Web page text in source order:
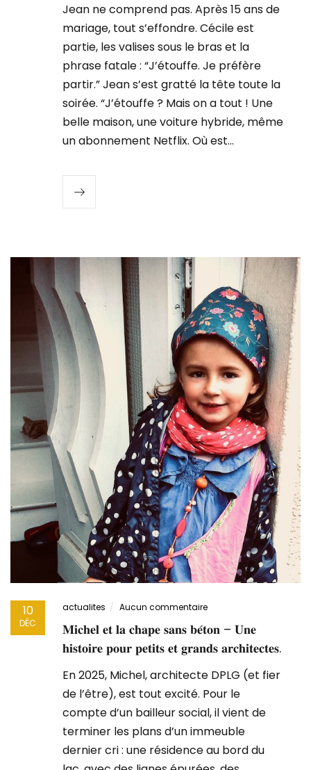
Jean ne comprend pas. Après 15 ans de
mariage, tout s’effondre. Cécile est
partie, les valises sous le bras et la
phrase fatale : “J’étouffe. Je préfère
partir.” Jean s’est gratté la tête toute la
soirée. “J’étouffe ? Mais on a tout ! Une
belle maison, une voiture hybride, même
un abonnement Netflix. Où est…
10
DÉC
actualites Aucun commentaire
𝐌𝐢𝐜𝐡𝐞𝐥 𝐞𝐭 𝐥𝐚 𝐜𝐡𝐚𝐩𝐞 𝐬𝐚𝐧𝐬 𝐛𝐞́𝐭𝐨𝐧 – 𝐔𝐧𝐞
𝐡𝐢𝐬𝐭𝐨𝐢𝐫𝐞 𝐩𝐨𝐮𝐫 𝐩𝐞𝐭𝐢𝐭𝐬 𝐞𝐭 𝐠𝐫𝐚𝐧𝐝𝐬 𝐚𝐫𝐜𝐡𝐢𝐭𝐞𝐜𝐭𝐞𝐬.
En 2025, Michel, architecte DPLG (et fier
de l’être), est tout excité. Pour le
compte d’un bailleur social, il vient de
terminer les plans d’un immeuble
dernier cri : une résidence au bord du